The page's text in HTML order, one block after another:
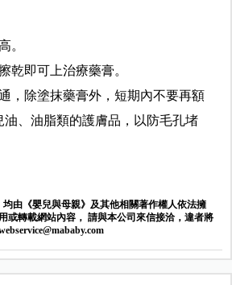
。
乾即可上治療藥膏。
，除塗抹藥膏外，短期內不要再額
油、油脂類的護膚品，以防毛孔堵
由《嬰兒與母親》及其他相關著作權人依法擁
或轉載網站內容， 請與本公司來信接洽，違者將